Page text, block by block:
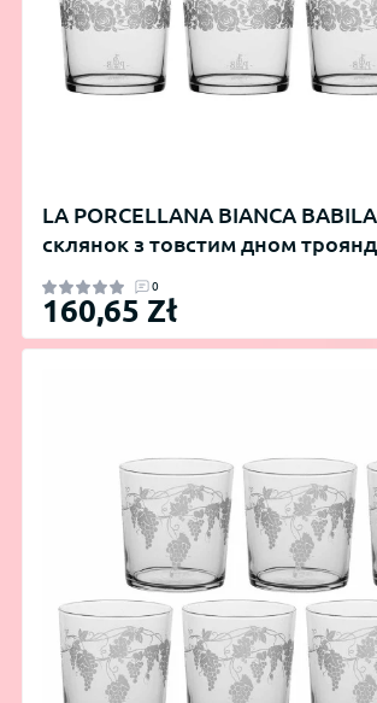
LA PORCELLANA BIANCA
склянок з товстим дном
0
160,65 Zł